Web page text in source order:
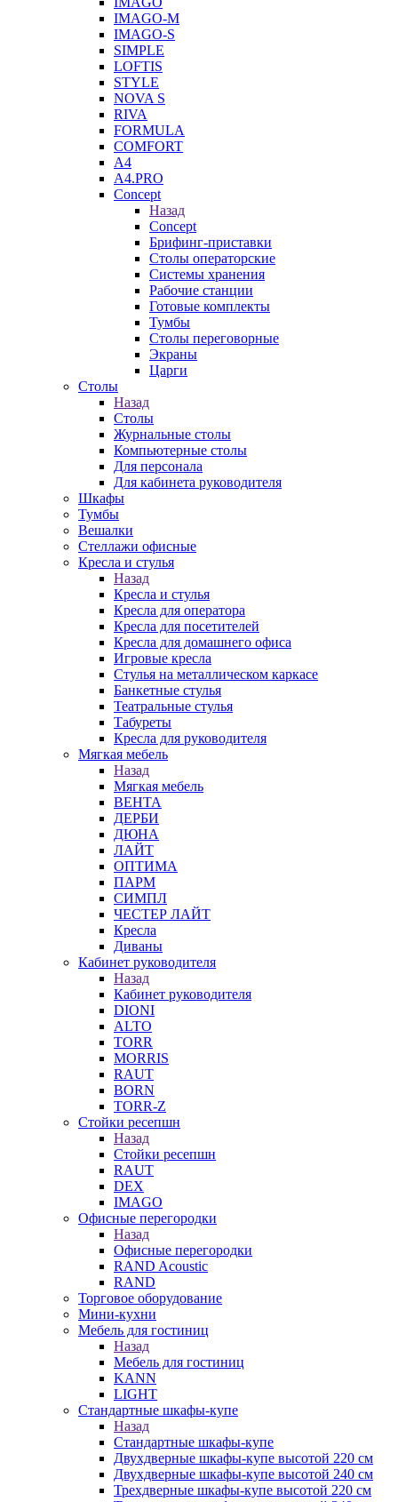
IMAGO-M
IMAGO-S
SIMPLE
LOFTIS
STYLE
NOVA S
RIVA
FORMULA
COMFORT
A4
A4.PRO
Concept
Назад
Concept
Брифинг-приставки
Столы операторские
Системы хранения
Рабочие станции
Готовые комплекты
Тумбы
Столы переговорные
Экраны
Царги
Столы
Назад
Столы
Журнальные столы
Компьютерные столы
Для персонала
Для кабинета руководителя
Шкафы
Тумбы
Вешалки
Стеллажи офисные
Кресла и стулья
Назад
Кресла и стулья
Кресла для оператора
Кресла для посетителей
Кресла для домашнего офиса
Игровые кресла
Стулья на металлическом каркасе
Банкетные стулья
Театральные стулья
Табуреты
Кресла для руководителя
Мягкая мебель
Назад
Мягкая мебель
ВЕНТА
ДЕРБИ
ДЮНА
ЛАЙТ
ОПТИМА
ПАРМ
СИМПЛ
ЧЕСТЕР ЛАЙТ
Кресла
Диваны
Кабинет руководителя
Назад
Кабинет руководителя
DIONI
ALTO
TORR
MORRIS
RAUT
BORN
TORR-Z
Стойки ресепшн
Назад
Стойки ресепшн
RAUT
DEX
IMAGO
Офисные перегородки
Назад
Офисные перегородки
RAND Acoustic
RAND
Торговое оборудование
Мини-кухни
Мебель для гостиниц
Назад
Мебель для гостиниц
KANN
LIGHT
Стандартные шкафы-купе
Назад
Стандартные шкафы-купе
Двухдверные шкафы-купе высотой 220 см
Двухдверные шкафы-купе высотой 240 см
Трехдверные шкафы-купе высотой 220 см